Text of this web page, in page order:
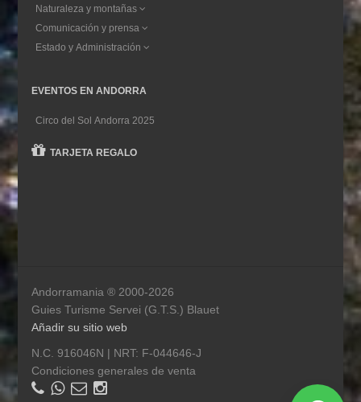
Naturaleza y montañas
Comunicación y prensa
Estado y Administración
EVENTOS EN ANDORRA
Circo del Sol Andorra 2025
TARJETA REGALO
Andorramania ® 2000-2026
Guies Turisme Servei (G.T.S.) Blauet
Añadir su sitio web
N.C. 916046N | NRT: F-044646-J
Condiciones generales de venta